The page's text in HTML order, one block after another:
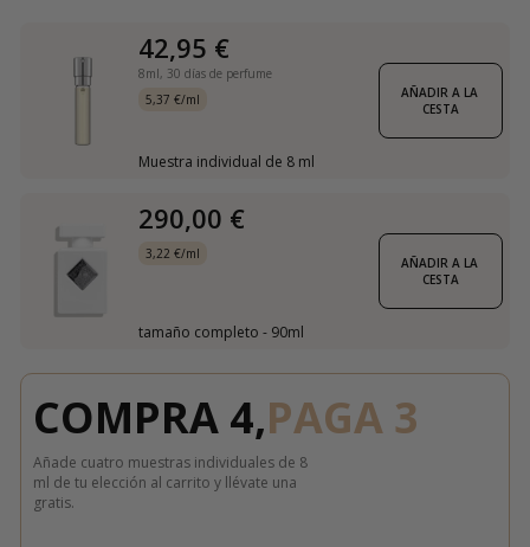
42,95 €
8ml, 30 días de perfume
5,37 €/ml
Muestra individual de 8 ml
AÑADIR A LA
CESTA
290,00 €
3,22 €/ml
tamaño completo - 90ml
AÑADIR A LA
CESTA
COMPRA 4,PAGA 3
Añade cuatro muestras individuales de 8
ml de tu elección al carrito y llévate una
gratis.